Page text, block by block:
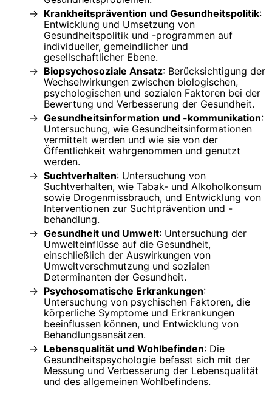
Krankheitsprävention und Gesundheitspolitik:
Entwicklung und Umsetzung von
Gesundheitspolitik und -programmen auf
individueller, gemeindlicher und
gesellschaftlicher Ebene.
Biopsychosoziale Ansatz: Berücksichtigung der
Wechselwirkungen zwischen biologischen,
psychologischen und sozialen Faktoren bei der
Bewertung und Verbesserung der Gesundheit.
Gesundheitsinformation und -kommunikation:
Untersuchung, wie Gesundheitsinformationen
vermittelt werden und wie sie von der
Öffentlichkeit wahrgenommen und genutzt
werden.
Suchtverhalten: Untersuchung von
Suchtverhalten, wie Tabak- und Alkoholkonsum
sowie Drogenmissbrauch, und Entwicklung von
Interventionen zur Suchtprävention und -
behandlung.
Gesundheit und Umwelt: Untersuchung der
Umwelteinflüsse auf die Gesundheit,
einschließlich der Auswirkungen von
Umweltverschmutzung und sozialen
Determinanten der Gesundheit.
Psychosomatische Erkrankungen:
Untersuchung von psychischen Faktoren, die
körperliche Symptome und Erkrankungen
beeinflussen können, und Entwicklung von
Behandlungsansätzen.
Lebensqualität und Wohlbefinden: Die
Gesundheitspsychologie befasst sich mit der
Messung und Verbesserung der Lebensqualität
und des allgemeinen Wohlbefindens.